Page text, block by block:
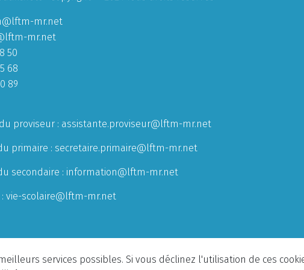
mr.net
mr.net
50
68
89
proviseur : assistante.proviseur@lftm-mr.net
primaire : secretaire.primaire@lftm-mr.net
secondaire : information@lftm-mr.net
vie-scolaire@lftm-mr.net
services possibles. Si vous déclinez l'utilisation de ces